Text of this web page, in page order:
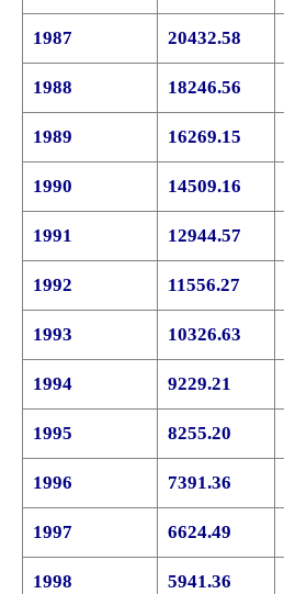
1987 20432.58
1988 18246.56
1989 16269.15
1990 14509.16
1991 12944.57
1992 11556.27
1993 10326.63
1994 9229.21
1995 8255.20
1996 7391.36
1997 6624.49
1998 5941.36